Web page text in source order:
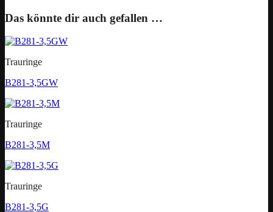
Das könnte dir auch gefallen …
Trauringe
B281-3,5GW
Trauringe
B281-3,5M
Trauringe
B281-3,5G